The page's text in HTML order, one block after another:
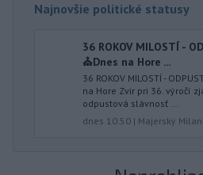
Najnovšie politické statusy
36 ROKOV MILOSTÍ -
⛪️Dnes na Hore ...
36 ROKOV MILOSTÍ -
na Hore Zvir pri 36. výročí
odpustová slávnosť ...
dnes 10:50 | Majerský Milan